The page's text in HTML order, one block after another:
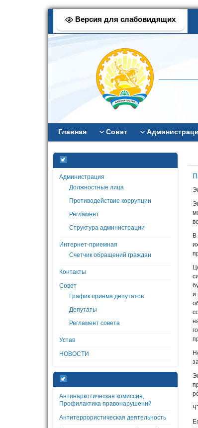
Версия для слабовидящих
Главная Совет
Администрация
Должностные лица
Противодействие коррупции
Регламент
Структура администрации
Интернет-приемная
Счетчик обращений граждан
Контакты
Совет
График приема депутатов
Депутаты
Регламент совета
Устав
НОВОСТИ
Антинаркотическая комиссия,
Профилактика правонарушений
Антитеррористическая деятельность
В
и